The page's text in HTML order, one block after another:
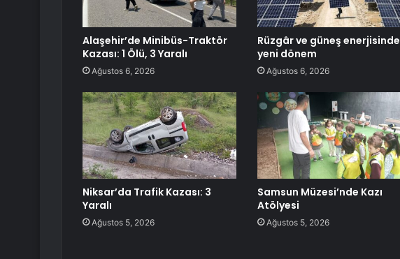
Alaşehir’de Minibüs-Traktör
Kazası: 1 Ölü, 3 Yaralı
Ağustos 6, 2026
Rüzgâr ve güneş enerjisinde
yeni dönem
Ağustos 6, 2026
Niksar’da Trafik Kazası: 3
Yaralı
Ağustos 5, 2026
Samsun Müzesi’nde Kazı
Atölyesi
Ağustos 5, 2026